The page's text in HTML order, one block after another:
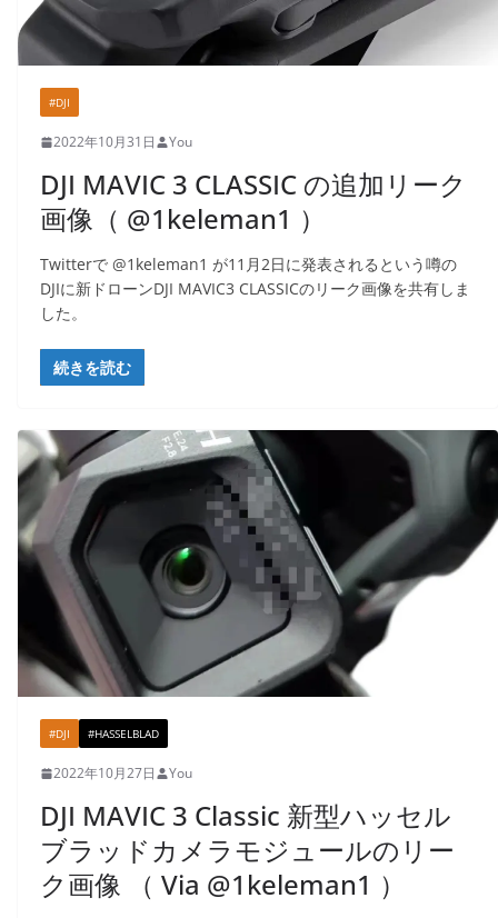
#DJI
2022年10月31日 You
DJI MAVIC 3 CLASSIC の追加リーク
画像（ @1keleman1 ）
Twitterで @1keleman1 が11月2日に発表されるという噂の
DJIに新ドローンDJI MAVIC3 CLASSICのリーク画像を共有しま
した。
続きを読む
#DJI #HASSELBLAD
2022年10月27日 You
DJI MAVIC 3 Classic 新型ハッセル
ブラッドカメラモジュールのリー
ク画像 （ Via @1keleman1 ）